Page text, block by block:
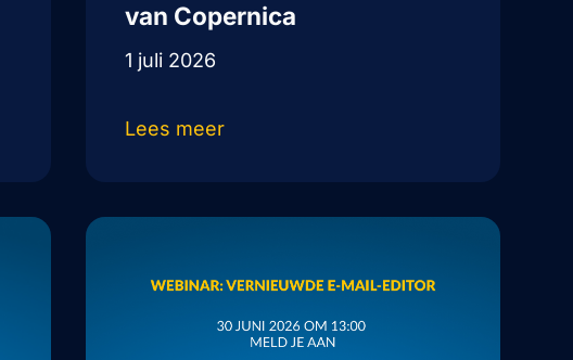
van Copernica
1 juli 2026
Lees meer